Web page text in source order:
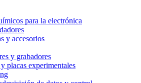
para la electrónica
y accesorios
y grabadores
placas experimentales